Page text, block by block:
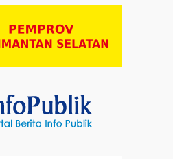
Kebangsaan, Tio Menemukan
01-08-2026 18:00
31-07-2026 16:04